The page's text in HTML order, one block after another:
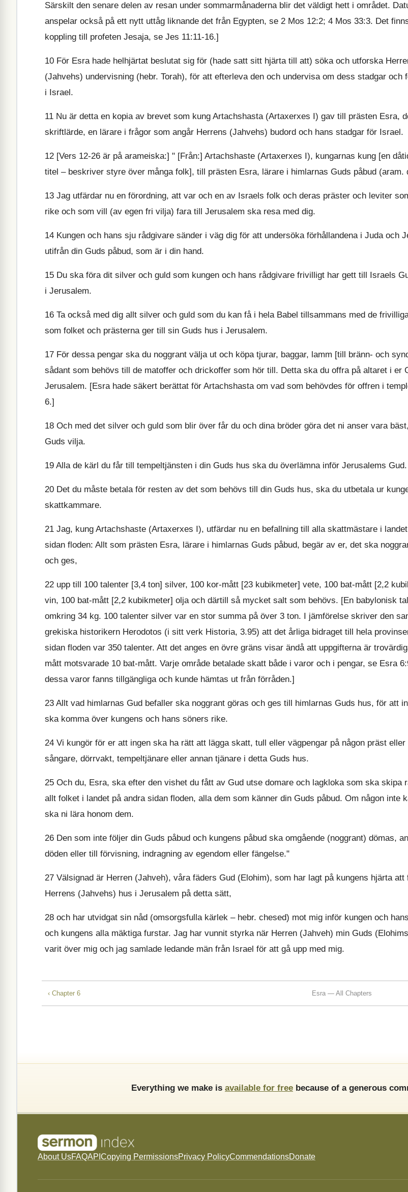
Särskilt den senare delen av resan under sommarmånaderna blir det väldigt hett i området.
anspelar också på ett nytt uttåg liknande det från Egypten, se 2 Mos 12:2; 4 Mos 33:3. Det
koppling till profeten Jesaja, se Jes 11:11-16.]
10 För Esra hade helhjärtat beslutat sig för (hade satt sitt hjärta till att) söka och utforska
(Jahvehs) undervisning (hebr. Torah), för att efterleva den och undervisa om dess stadgar och
i Israel.
11 Nu är detta en kopia av brevet som kung Artachshasta (Artaxerxes I) gav till prästen Esra,
skriftlärde, en lärare i frågor som angår Herrens (Jahvehs) budord och hans stadgar för Israel.
12 [Vers 12-26 är på arameiska:] " [Från:] Artachshaste (Artaxerxes I), kungarnas kung [en
titel – beskriver styre över många folk], till prästen Esra, lärare i himlarnas Guds påbud (aram.
13 Jag utfärdar nu en förordning, att var och en av Israels folk och deras präster och leviter
rike och som vill (av egen fri vilja) fara till Jerusalem ska resa med dig.
14 Kungen och hans sju rådgivare sänder i väg dig för att undersöka förhållandena i Juda och
utifrån din Guds påbud, som är i din hand.
15 Du ska föra dit silver och guld som kungen och hans rådgivare frivilligt har gett till Israels
i Jerusalem.
16 Ta också med dig allt silver och guld som du kan få i hela Babel tillsammans med de
som folket och prästerna ger till sin Guds hus i Jerusalem.
17 För dessa pengar ska du noggrant välja ut och köpa tjurar, baggar, lamm [till bränn- och
sådant som behövs till de matoffer och drickoffer som hör till. Detta ska du offra på altaret i er
Jerusalem. [Esra hade säkert berättat för Artachshasta om vad som behövdes för offren i
6.]
18 Och med det silver och guld som blir över får du och dina bröder göra det ni anser vara
Guds vilja.
19 Alla de kärl du får till tempeltjänsten i din Guds hus ska du överlämna inför Jerusalems Gud.
20 Det du måste betala för resten av det som behövs till din Guds hus, ska du utbetala ur
skattkammare.
21 Jag, kung Artachshaste (Artaxerxes I), utfärdar nu en befallning till alla skattmästare i
sidan floden: Allt som prästen Esra, lärare i himlarnas Guds påbud, begär av er, det ska
och ges,
22 upp till 100 talenter [3,4 ton] silver, 100 kor-mått [23 kubikmeter] vete, 100 bat-mått [2,2
vin, 100 bat-mått [2,2 kubikmeter] olja och därtill så mycket salt som behövs. [En babylonisk
omkring 34 kg. 100 talenter silver var en stor summa på över 3 ton. I jämförelse skriver den
grekiska historikern Herodotos (i sitt verk Historia, 3.95) att det årliga bidraget till hela
sidan floden var 350 talenter. Att det anges en övre gräns visar ändå att uppgifterna är
mått motsvarade 10 bat-mått. Varje område betalade skatt både i varor och i pengar, se Esra
dessa varor fanns tillgängliga och kunde hämtas ut från förråden.]
23 Allt vad himlarnas Gud befaller ska noggrant göras och ges till himlarnas Guds hus, för att
ska komma över kungens och hans söners rike.
24 Vi kungör för er att ingen ska ha rätt att lägga skatt, tull eller vägpengar på någon präst eller
sångare, dörrvakt, tempeltjänare eller annan tjänare i detta Guds hus.
25 Och du, Esra, ska efter den vishet du fått av Gud utse domare och lagkloka som ska skipa
allt folket i landet på andra sidan floden, alla dem som känner din Guds påbud. Om någon inte
ska ni lära honom dem.
26 Den som inte följer din Guds påbud och kungens påbud ska omgående (noggrant) dömas,
döden eller till förvisning, indragning av egendom eller fängelse."
27 Välsignad är Herren (Jahveh), våra fäders Gud (Elohim), som har lagt på kungens hjärta att
Herrens (Jahvehs) hus i Jerusalem på detta sätt,
28 och har utvidgat sin nåd (omsorgsfulla kärlek – hebr. chesed) mot mig inför kungen och
och kungens alla mäktiga furstar. Jag har vunnit styrka när Herren (Jahveh) min Guds
varit över mig och jag samlade ledande män från Israel för att gå upp med mig.
‹ Chapter 6 Esra — All Chapters
Everything we make is available for free because of a generous
About UsFAQAPI Copying PermissionsPrivacy PolicyCommendationsDonate